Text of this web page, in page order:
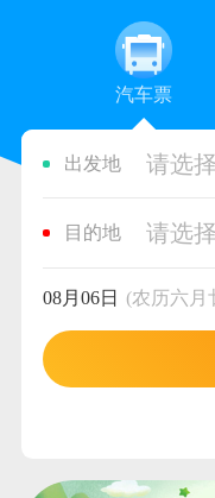
汽车票
出发地 请选
目的地 请选
08月06日 (农历六月